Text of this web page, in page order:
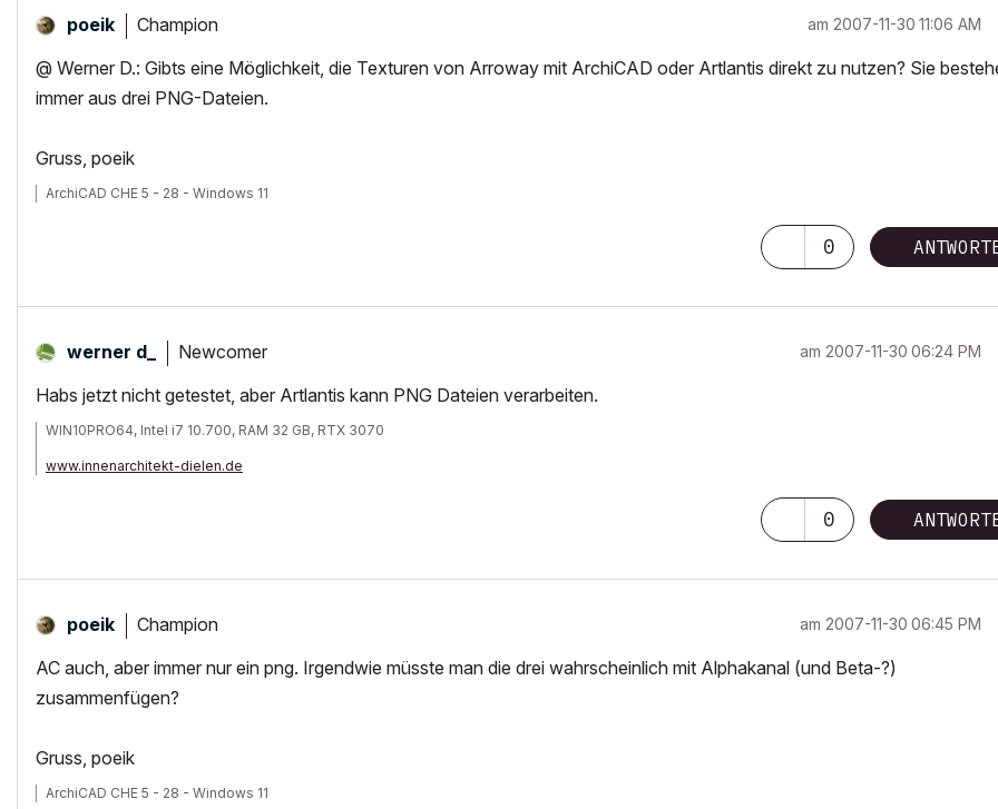
poeik Champion am ‎2007-11-30 11:06 AM
@ Werner D.: Gibts eine Möglichkeit, die Texturen von Arroway mit ArchiCAD oder Artlantis direkt zu nutzen? Sie
immer aus drei PNG-Dateien.
Gruss, poeik
ArchiCAD CHE 5 - 28 - Windows 11
0
werner d_ Newcomer am ‎2007-11-30 06:24 PM
Habs jetzt nicht getestet, aber Artlantis kann PNG Dateien verarbeiten.
WIN10PRO64, Intel i7 10.700, RAM 32 GB, RTX 3070
www.innenarchitekt-dielen.de
0
poeik Champion am ‎2007-11-30 06:45 PM
AC auch, aber immer nur ein png. Irgendwie müsste man die drei wahrscheinlich mit Alphakanal (und Beta-?)
zusammenfügen?
Gruss, poeik
ArchiCAD CHE 5 - 28 - Windows 11